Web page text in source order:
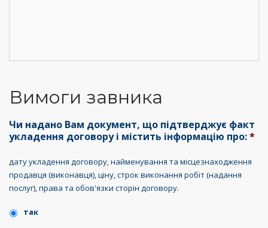
Вимоги завника
Чи надано Вам документ, що підтверджує факт
укладення договору і містить інформацію про:*
дату укладення договору, найменування та місцезнаходження
продавця (виконавця), ціну, строк виконання робіт (надання
послуг), права та обов'язки сторін договору.
так